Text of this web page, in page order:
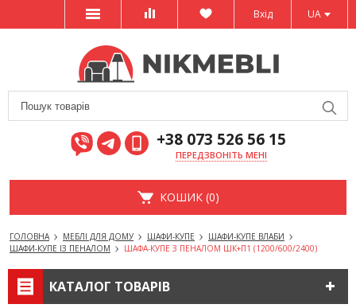
UA
Вхід
+38 073 526 56 15
ПЕРЕДЗВОНІТЬ МЕНІ
КОШИК (0)
ГОЛОВНА МЕБЛІ ДЛЯ ДОМУ ШАФИ-КУПЕ
ШАФИ-КУПЕ ВЛАБИ
ШАФИ-КУПЕ ІЗ ПЕНАЛОМ
ШАФА-КУПЕ З ПЕНАЛОМ ШК+П1 (1200/600/2400)
КАТАЛОГ ТОВАРІВ